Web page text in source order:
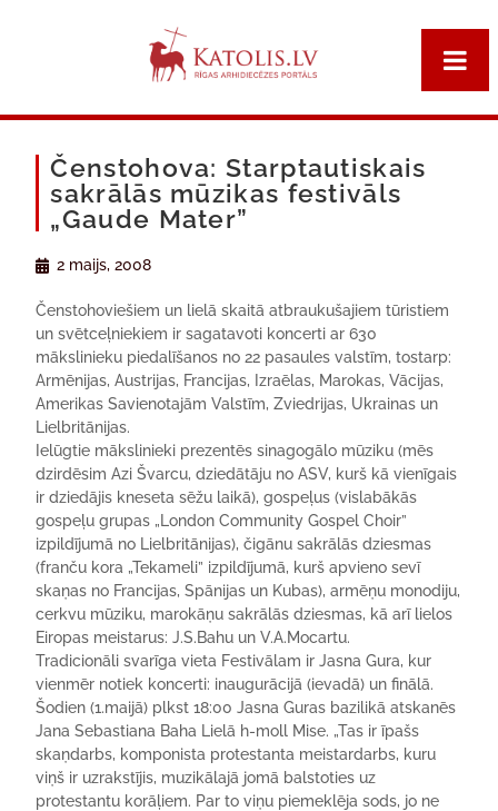
Čenstohova: Starptautiskais
sakrālās mūzikas festivāls
„Gaude Mater”
2 maijs, 2008
Čenstohoviešiem un lielā skaitā atbraukušajiem tūristiem
un svētceļniekiem ir sagatavoti koncerti ar 630
mākslinieku piedalīšanos no 22 pasaules valstīm, tostarp:
Armēnijas, Austrijas, Francijas, Izraēlas, Marokas, Vācijas,
Amerikas Savienotajām Valstīm, Zviedrijas, Ukrainas un
Lielbritānijas.
Ielūgtie mākslinieki prezentēs sinagogālo mūziku (mēs
dzirdēsim Azi Švarcu, dziedātāju no ASV, kurš kā vienīgais
ir dziedājis kneseta sēžu laikā), gospeļus (vislabākās
gospeļu grupas „London Community Gospel Choir”
izpildījumā no Lielbritānijas), čigānu sakrālās dziesmas
(franču kora „Tekameli” izpildījumā, kurš apvieno sevī
skaņas no Francijas, Spānijas un Kubas), armēņu monodiju,
cerkvu mūziku, marokāņu sakrālās dziesmas, kā arī lielos
Eiropas meistarus: J.S.Bahu un V.A.Mocartu.
Tradicionāli svarīga vieta Festivālam ir Jasna Gura, kur
vienmēr notiek koncerti: inaugurācijā (ievadā) un finālā.
Šodien (1.maijā) plkst 18:00 Jasna Guras bazilikā atskanēs
Jana Sebastiana Baha Lielā h-moll Mise. „Tas ir īpašs
skaņdarbs, komponista protestanta meistardarbs, kuru
viņš ir uzrakstījis, muzikālajā jomā balstoties uz
protestantu korāļiem. Par to viņu piemeklēja sods, jo ne